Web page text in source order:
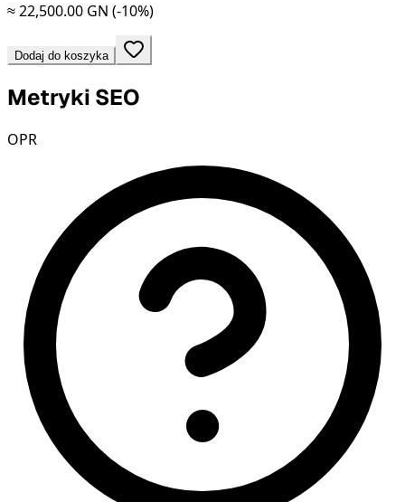
≈ 22,500.00 GN (-10%)
Dodaj do koszyka
Metryki SEO
OPR